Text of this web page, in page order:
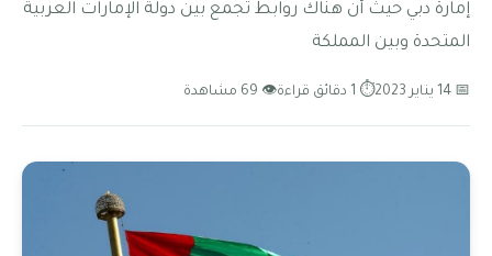
إمارة دبي حيث أن هناك روابط تجمع بين دولة الإمارات العربية
المتحدة وبين المملكة
📅 14 يناير 2023 ⏱ 1 دقائق قراءة 👁 69 مشاهدة